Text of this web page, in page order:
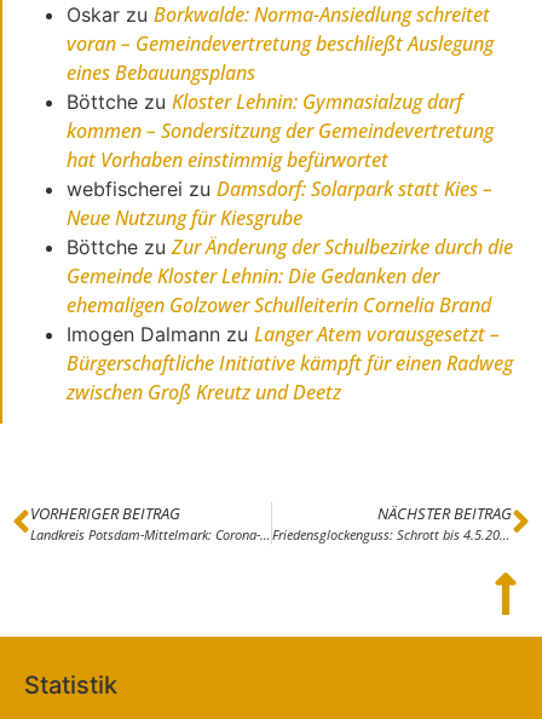
Oskar zuBorkwalde: Norma-Ansiedlung schreitet
voran – Gemeindevertretung beschließt Auslegung
eines Bebauungsplans
Böttche zuKloster Lehnin: Gymnasialzug darf
kommen – Sondersitzung der Gemeindevertretung
hat Vorhaben einstimmig befürwortet
webfischerei zuDamsdorf: Solarpark statt Kies –
Neue Nutzung für Kiesgrube
Böttche zuZur Änderung der Schulbezirke durch die
Gemeinde Kloster Lehnin: Die Gedanken der
ehemaligen Golzower Schulleiterin Cornelia Brand
Imogen Dalmann zuLanger Atem vorausgesetzt –
Bürgerschaftliche Initiative kämpft für einen Radweg
zwischen Groß Kreutz und Deetz
VORHERIGER BEITRAG
Landkreis Potsdam-Mittelmark: Corona-Meldung vom 29.4.2020 (441 Fälle, 35 Verstorbene)
NÄCHSTER BEITRAG
Friedensglockenguss: Schrott bis 4.5.20 und Geld bis 3.6.20 spenden
Statistik